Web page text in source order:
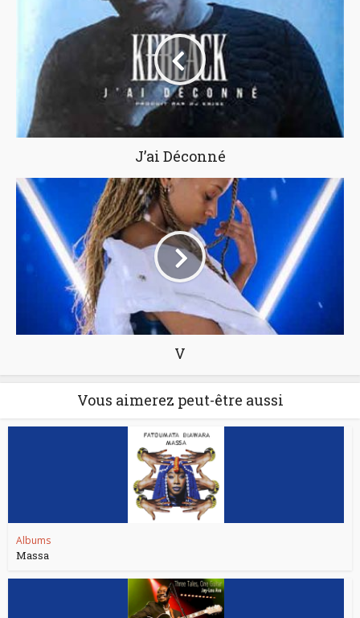
J’ai Déconné
V
Vous aimerez peut-être aussi
Albums
Massa